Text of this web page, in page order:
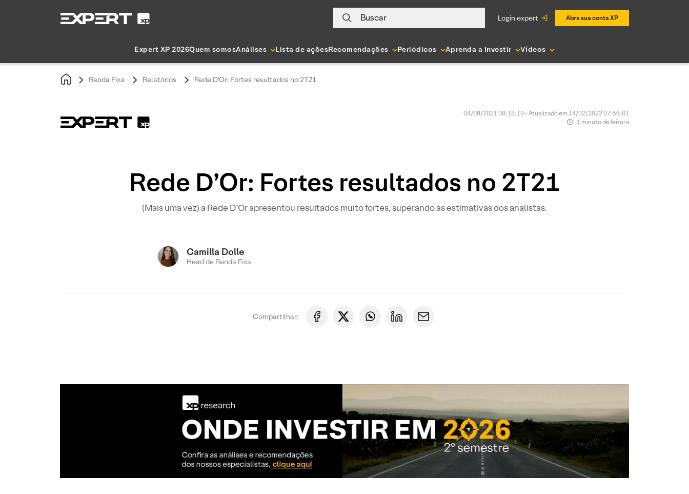
Buscar login expert Abra sua conta XP
Expert XP 2026Quem somosAnálises Lista de açõesRecomendações Periódicos Aprenda a Investir Vídeos
Renda Fixa Relatórios Rede D'Or: Fortes resultados no 2T21
04/08/2021 09:18:10 • Atualizado em 14/02/2022 07:56:01
1 minuto de leitura
Rede D’Or: Fortes resultados no 2T21
(Mais uma vez) a Rede D’Or apresentou resultados muito fortes, superando as estimativas dos analistas.
Camilla Dolle
Head de Renda Fixa
Compartilhar: